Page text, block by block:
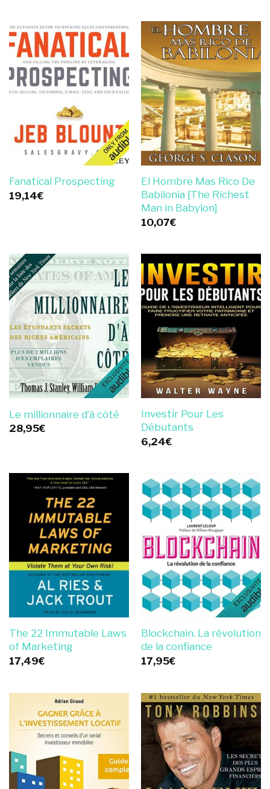
Fanatical Prospecting
19,14€
El Hombre Mas Rico De
Babilonia [The Richest
Man in Babylon]
10,07€
Le millionnaire d’à côté
28,95€
Investir Pour Les
Débutants
6,24€
The 22 Immutable Laws
of Marketing
17,49€
Blockchain. La révolution
de la confiance
17,95€